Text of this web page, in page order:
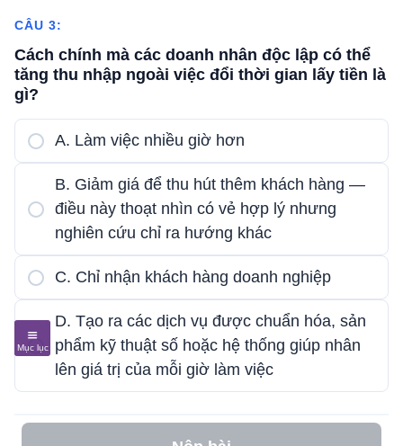
CÂU 3:
Cách chính mà các doanh nhân độc lập có thể
tăng thu nhập ngoài việc đổi thời gian lấy tiền là
gì?
A. Làm việc nhiều giờ hơn
B. Giảm giá để thu hút thêm khách hàng —
điều này thoạt nhìn có vẻ hợp lý nhưng
nghiên cứu chỉ ra hướng khác
C. Chỉ nhận khách hàng doanh nghiệp
D. Tạo ra các dịch vụ được chuẩn hóa, sản
phẩm kỹ thuật số hoặc hệ thống giúp nhân
lên giá trị của mỗi giờ làm việc